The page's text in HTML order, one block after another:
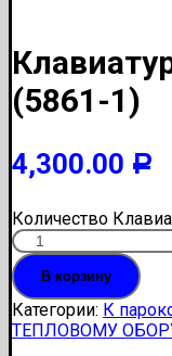
(5861-1)
4,300.00 Р
Количество
В корзину
Категории: К
ТЕПЛОВОМУ